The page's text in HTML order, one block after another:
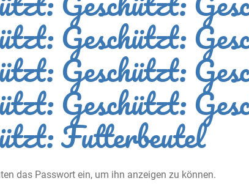
Geschützt:
Geschützt:
Geschützt:
Futterbeutel
das Passwort ein, um ihn anzeigen zu können.